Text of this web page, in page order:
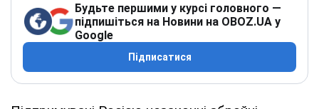
Будьте першими у курсі головного —
підпишіться на Новини на OBOZ.UA у
Google
Підписатися